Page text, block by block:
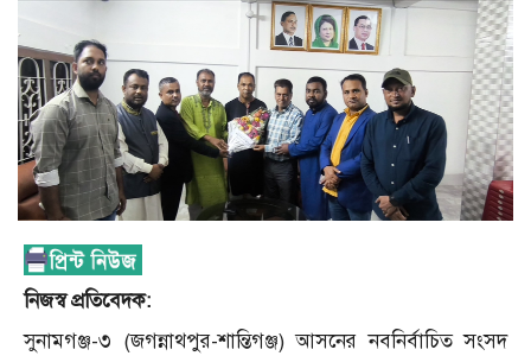
নিজস্ব প্রতিবেদক:
সুনামগঞ্জ-৩ (জগন্নাথপুর-শান্তিগঞ্জ) আসনের নবনির্বাচিত সংসদ